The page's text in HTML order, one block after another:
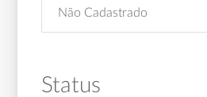
Não Cadastrado
Status